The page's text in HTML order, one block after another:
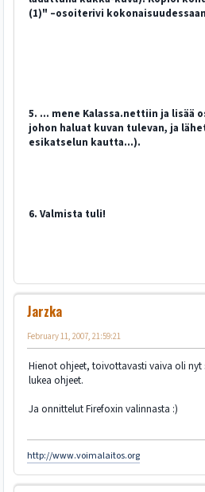
(1)" –osoiterivi
5. ... mene Kalassa.nettiin ja lisää
johon haluat kuvan tulevan, ja
esikatselun kautta...).
6. Valmista tuli!
Jarzka
February 11, 2007, 21:59:21
Hienot ohjeet, toivottavasti vaiva oli nyt
lukea ohjeet.
Ja onnittelut Firefoxin valinnasta :)
http://www.voimalaitos.org